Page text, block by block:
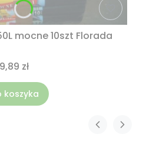
mocne 10szt Florada
9,89 zł
koszyka